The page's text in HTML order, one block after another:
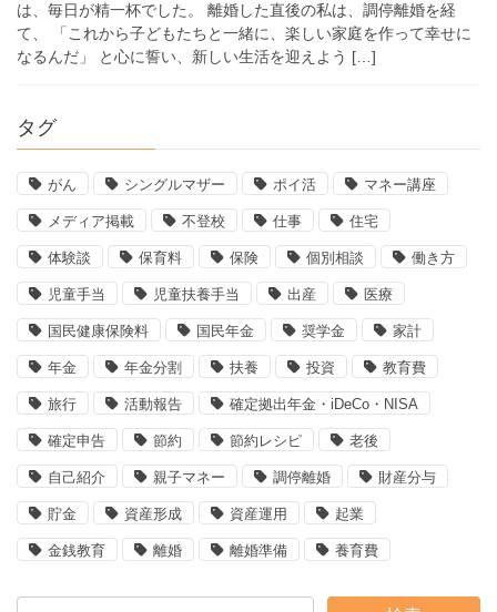
は、毎日が精一杯でした。 離婚した直後の私は、調停離婚を経
て、 「これから子どもたちと一緒に、楽しい家庭を作って幸せに
なるんだ」 と心に誓い、新しい生活を迎えよう […]
タグ
がん シングルマザー ポイ活 マネー講座
メディア掲載 不登校 仕事 住宅
体験談 保育料 保険 個別相談 働き方
児童手当 児童扶養手当 出産 医療
国民健康保険料 国民年金 奨学金 家計
年金 年金分割 扶養 投資 教育費
旅行 活動報告 確定拠出年金・iDeCo・NISA
確定申告 節約 節約レシピ 老後
自己紹介 親子マネー 調停離婚 財産分与
貯金 資産形成 資産運用 起業
金銭教育 離婚 離婚準備 養育費